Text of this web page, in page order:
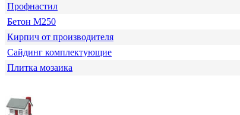
Профнастил
Бетон М250
Кирпич от производителя
Сайдинг комплектующие
Плитка мозаика